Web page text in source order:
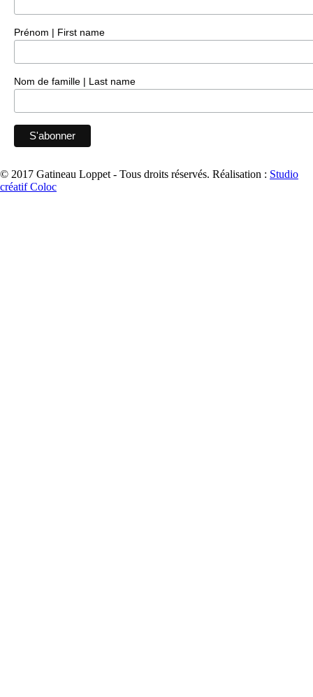
Prénom | First name
Nom de famille | Last name
© 2017 Gatineau Loppet - Tous droits réservés. Réalisation : Studio
créatif Coloc